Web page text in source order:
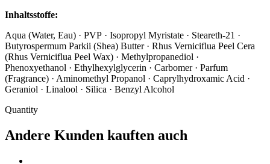
Inhaltsstoffe:
Aqua (Water, Eau) · PVP · Isopropyl Myristate · Steareth-21 ·
Butyrospermum Parkii (Shea) Butter · Rhus Verniciflua Peel Cera
(Rhus Verniciflua Peel Wax) · Methylpropanediol ·
Phenoxyethanol · Ethylhexylglycerin · Carbomer · Parfum
(Fragrance) · Aminomethyl Propanol · Caprylhydroxamic Acid ·
Geraniol · Linalool · Silica · Benzyl Alcohol
Quantity
Andere Kunden kauften auch